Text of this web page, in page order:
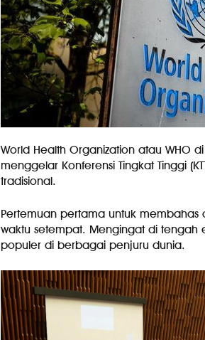
World Health Organization atau WHO
menggelar Konferensi Tingkat Tinggi
tradisional.
Pertemuan pertama untuk membahas
waktu setempat. Mengingat di
populer di berbagai penjuru dunia.